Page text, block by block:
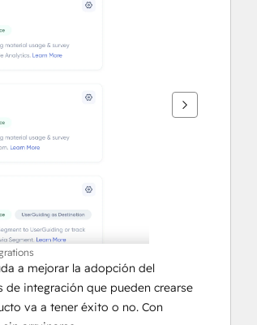
a mejorar la adopción del
integración que pueden crearse
va a tener éxito o no. Con